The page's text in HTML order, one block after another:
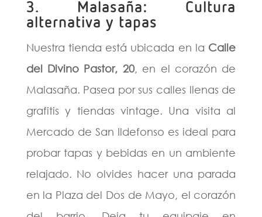
3. Malasaña: Cultura
alternativa y tapas
Nuestra tienda está ubicada en la Calle
del Divino Pastor, 20, en el corazón de
Malasaña. Pasea por sus calles llenas de
grafitis y tiendas vintage. Una visita al
Mercado de San Ildefonso es ideal para
probar tapas y bebidas en un ambiente
relajado. No olvides hacer una parada
en la Plaza del Dos de Mayo, el corazón